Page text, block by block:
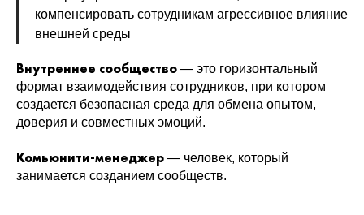
компенсировать сотрудникам агрессивное влияние
внешней среды
Внутреннее сообщество — это горизонтальный
формат взаимодействия сотрудников, при котором
создается безопасная среда для обмена опытом,
доверия и совместных эмоций.
Комьюнити-менеджер — человек, который
занимается созданием сообществ.